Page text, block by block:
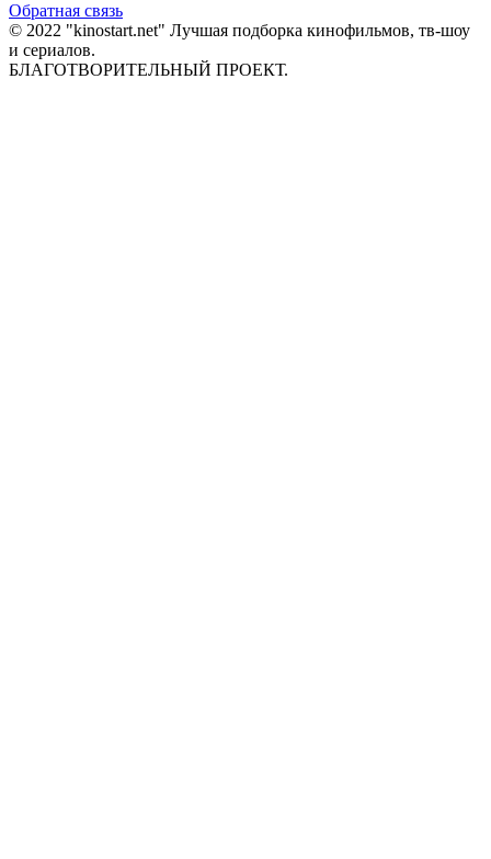
Обратная связь
© 2022 "kinostart.net" Лучшая подборка кинофильмов, тв-шоу
и сериалов.
БЛАГОТВОРИТЕЛЬНЫЙ ПРОЕКТ.